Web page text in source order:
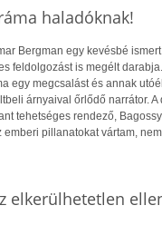
haladóknak!
Bergman egy kevésbé
feldolgozást is megélt
egy megcsalást és annak
árnyaival őrlődő narrátor.
tehetséges rendező,
emberi pillanatokat vártam,
elkerülhetetlen